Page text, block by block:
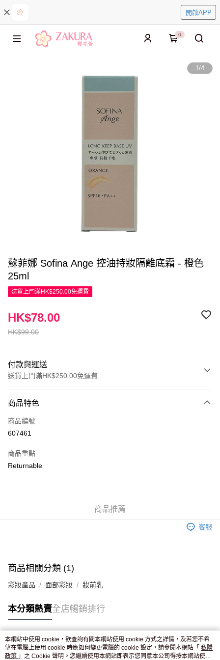
開啟APP
0
1/4
蘇菲娜 Sofina Ange 控油持妝隔離底霜 - 橙色
25ml
送貨上門滿HK$250.00免運費
HK$99.00
HK$78.00
付款與運送
送貨上門滿HK$250.00免運費
信用卡
Apple Pay
WeChat Pay
JD京東物流，訂單確認發貨後2-4個工作天送達
商品特色
商品編號
607461
商品重點
Returnable
商品推薦
客服
商品相關分類 (1)
彩妝產品 面部彩妝 妝前乳
本分類熱賣全店暢銷排行
熱門標籤
本網站中使用 cookie，欲查詢有關本網站使用 cookie 方式之詳情，及若您不希
望在電腦上使用 cookie 時應如何變更電腦的 cookie 設定，請參閱本網站「 私隱
政策 」之 Cookie 聲明。您繼續使用本網站即表示您同意本公司得按本網站使用